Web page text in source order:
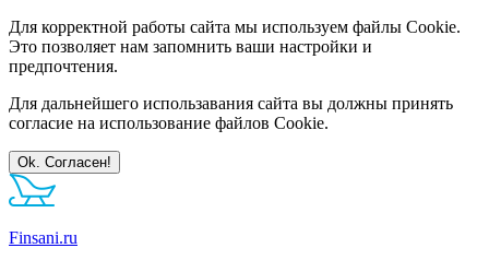
Для корректной работы сайта мы используем файлы Cookie.
Это позволяет нам запомнить ваши настройки и
предпочтения.
Для дальнейшего использавания сайта вы должны принять
согласие на использование файлов Cookie.
Ok. Согласен!
Finsani.ru